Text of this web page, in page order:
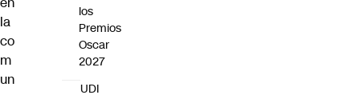
la
co
m
un
los
Premios
Oscar
2027
UDI